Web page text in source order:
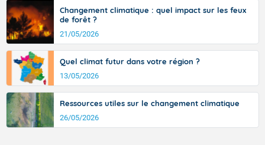
Changement climatique : quel impact sur les feux
de forêt ?
21/05/2026
Quel climat futur dans votre région ?
13/05/2026
Ressources utiles sur le changement climatique
26/05/2026